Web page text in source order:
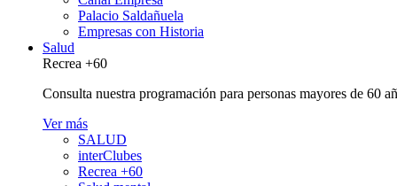
Palacio Saldañuela
Empresas con Historia
Salud
Recrea +60
Consulta nuestra programación para personas mayores de 60
Ver más
SALUD
interClubes
Recrea +60